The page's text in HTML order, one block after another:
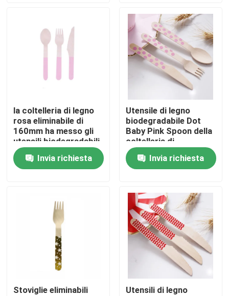
Prodotti
Controllo della qualità
Contattaci
Utensili di legno eliminabili
Coltelleria di bambù eliminabile
Coltelleria concimabile
la coltelleria di legno
rosa eliminabile di
160mm ha messo gli
utensili biodegradabili
variopinti del partito
Invia richiesta
Utensile di legno
biodegradabile Dot
Baby Pink Spoon della
coltelleria di
Didposable 160mm
Invia richiesta
Stoviglie eliminabili
Utensili di legno